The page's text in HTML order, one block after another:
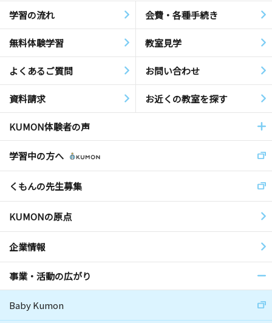
学習の流れ 会費・各種手続き
無料体験学習 教室見学
よくあるご質問 お問い合わせ
資料請求 お近くの教室を探す
KUMON体験者の声
学習中の方へ
くもんの先生募集
KUMONの原点
企業情報
事業・活動の広がり
Baby Kumon